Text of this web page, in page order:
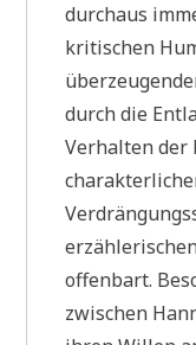
durchaus
kritischen
durch die
Verhalten der
offenbart.
zwischen